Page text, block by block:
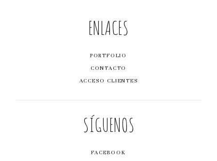
ENLACES
PORTFOLIO
CONTACTO
ACCESO CLIENTES
SÍGUENOS
FACEBOOK